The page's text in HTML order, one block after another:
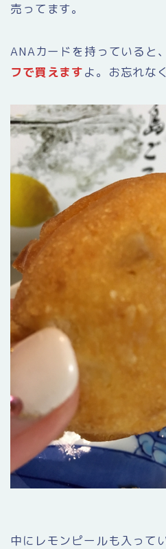
売ってます。
ANAカードを持っていると、
フで買えますよ。お忘れなく
中にレモンピールも入って